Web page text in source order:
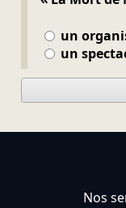
un
un
Nos